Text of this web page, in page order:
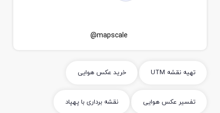
mapscale@
تهیه نقشه UTM خرید عکس هوایی
تفسیر عکس هوایی نقشه برداری با پهپاد